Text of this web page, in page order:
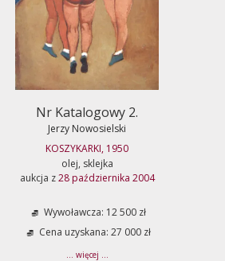
Nr Katalogowy 2.
Jerzy Nowosielski
KOSZYKARKI, 1950
olej, sklejka
aukcja z28 października 2004
Wywoławcza: 12 500 zł
Cena uzyskana: 27 000 zł
... więcej ...